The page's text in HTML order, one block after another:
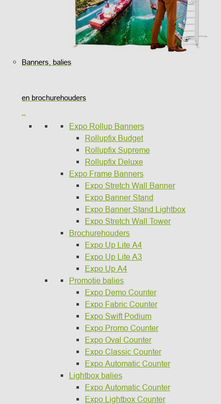
Banners, balies
en brochurehouders
Expo Rollup Banners
Rollupfix Budget
Rollupfix Supreme
Rollupfix Deluxe
Expo Frame Banners
Expo Stretch Wall Banner
Expo Banner Stand
Expo Banner Stand Lightbox
Expo Stretch Wall Tower
Brochurehouders
Expo Up Lite A4
Expo Up Lite A3
Expo Up A4
Promotie balies
Expo Demo Counter
Expo Fabric Counter
Expo Swift Podium
Expo Promo Counter
Expo Oval Counter
Expo Classic Counter
Expo Automatic Counter
Lightbox balies
Expo Automatic Counter
Expo Lightbox Counter